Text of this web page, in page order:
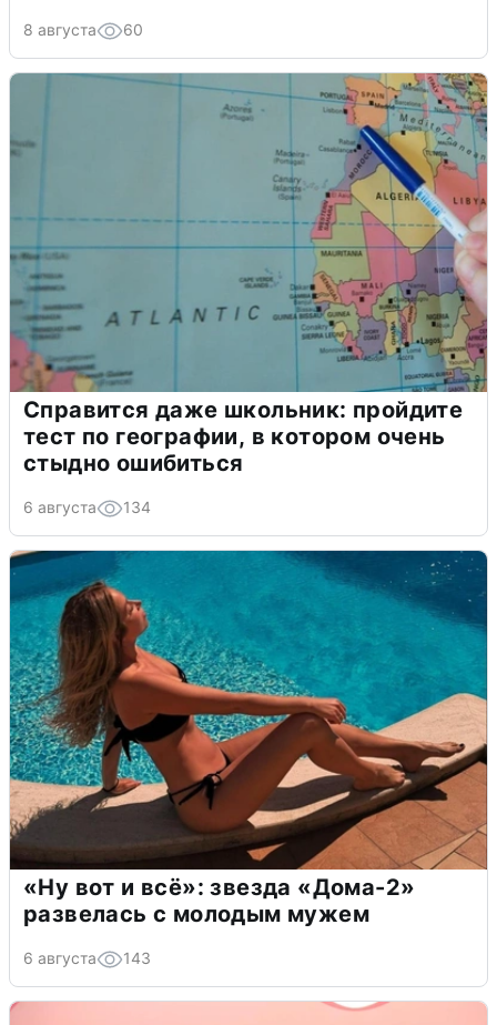
8 августа 60
Справится даже школьник: пройдите
тест по географии, в котором очень
стыдно ошибиться
6 августа 134
«Ну вот и всё»: звезда «Дома-2»
развелась с молодым мужем
6 августа 143